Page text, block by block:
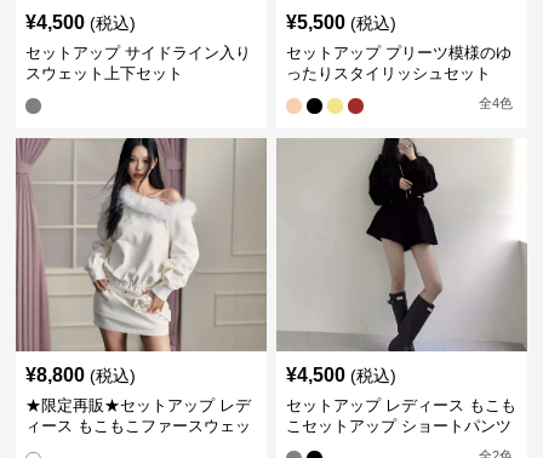
¥4,500 (税込)
セットアップ サイドライン入り
スウェット上下セット
¥5,500 (税込)
セットアップ プリーツ模様のゆ
ったりスタイリッシュセット
全4色
¥8,800 (税込)
★限定再販★セットアップ レデ
ィース もこもこファースウェッ
¥4,500 (税込)
セットアップ レディース もこも
こセットアップ ショートパンツ